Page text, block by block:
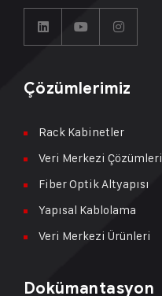
Çözümlerimiz
Rack Kabinetler
Veri Merkezi Çözümleri
Fiber Optik Altyapısı
Yapısal Kablolama
Veri Merkezi Ürünleri
Dokümantasyon